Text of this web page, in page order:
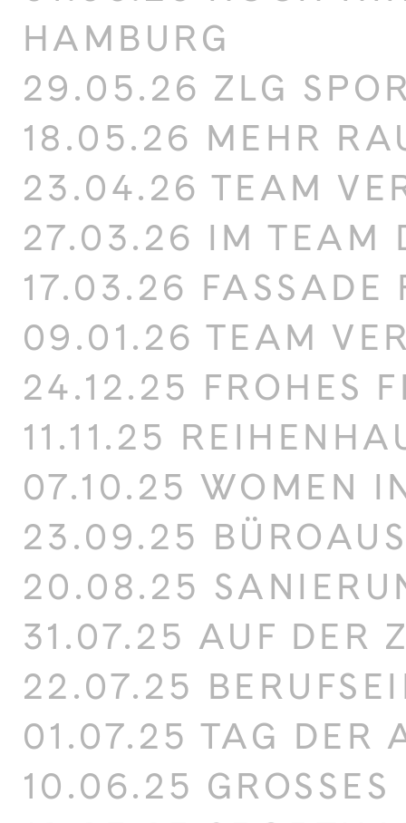
HAMBURG
29.05.26 ZLG
18.05.26 MEHR
23.04.26 TEAM
27.03.26 IM TEAM
17.03.26 FASSADE
09.01.26 TEAM
24.12.25 FROHES
11.11.25
07.10.25 WOMEN
23.09.25
20.08.25
31.07.25 AUF DER
22.07.25
01.07.25 TAG DER
10.06.25 GROSSES